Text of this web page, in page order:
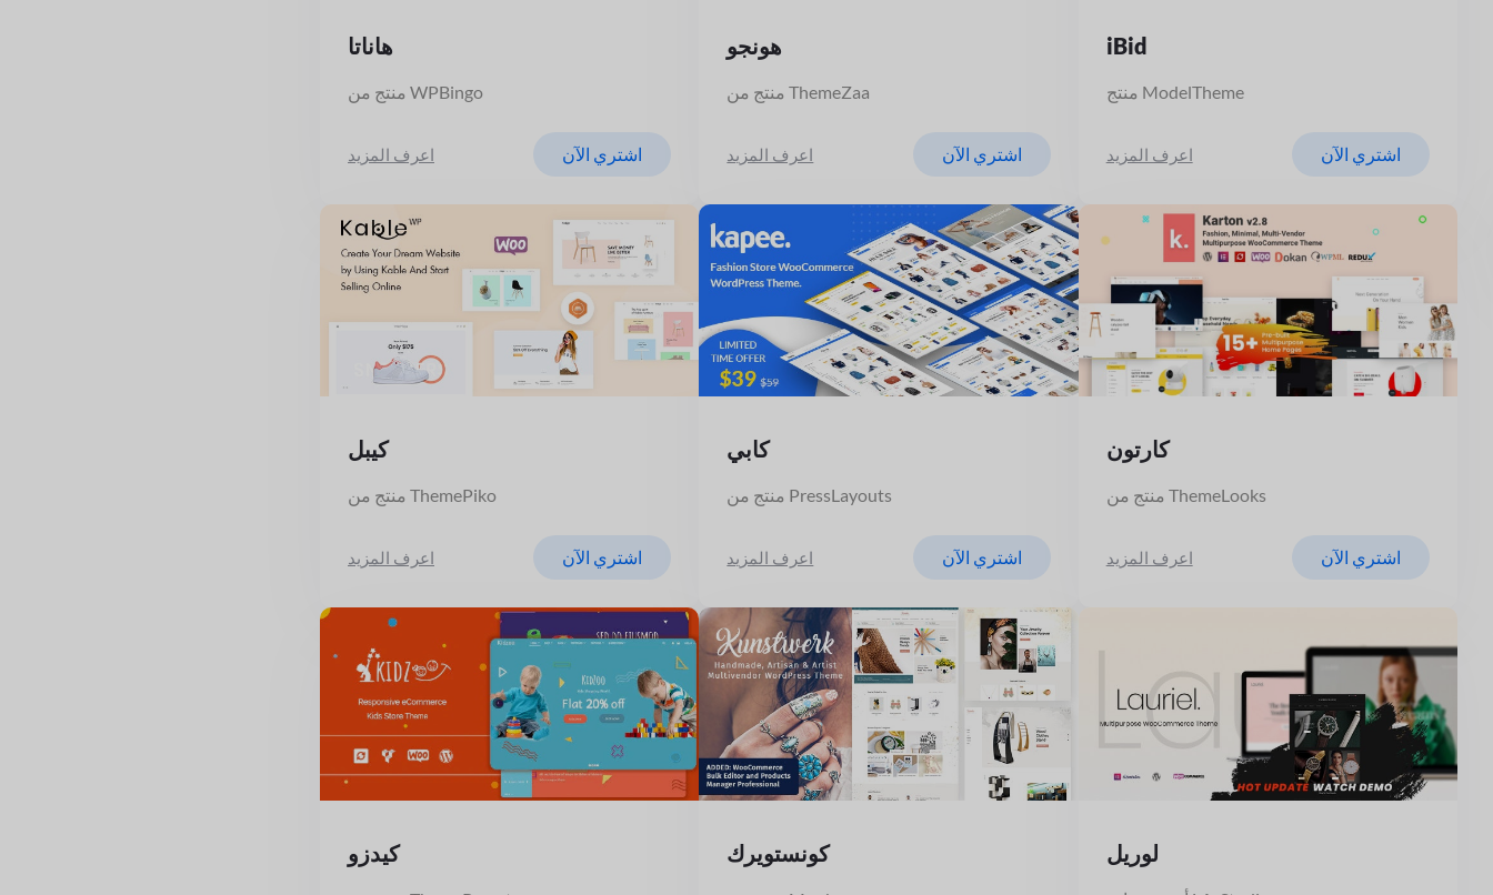
هاناتا
منتج من WPBingo
اعرف المزيد اشتري الآن
هونجو
منتج من ThemeZaa
اعرف المزيد اشتري الآن
iBid
منتج ModelTheme
اعرف المزيد اشتري الآن
كيبل
منتج من ThemePiko
اعرف المزيد اشتري الآن
كابي
منتج من PressLayouts
اعرف المزيد اشتري الآن
كارتون
منتج من ThemeLooks
اعرف المزيد اشتري الآن
كيدزو كونستويرك لوريل